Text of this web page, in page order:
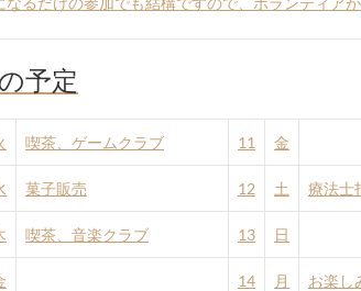
予定
喫茶、ゲームクラブ 11 金
菓子販売 12 土 療法士
喫茶、音楽クラブ 13 日
14 月 お楽し